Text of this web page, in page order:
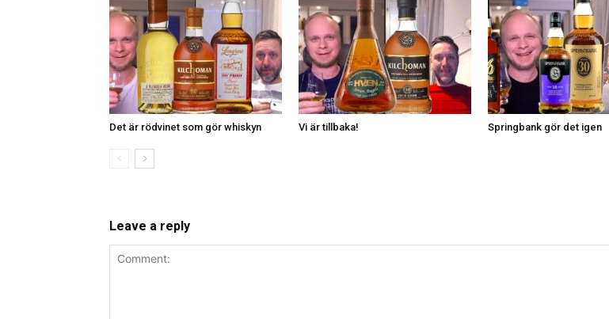
Det är rödvinet som gör whiskyn Vi är tillbaka! Springbank gör det igen
Leave a reply